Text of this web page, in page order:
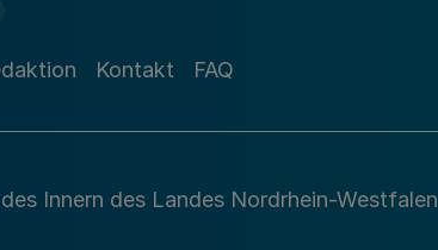
Kontakt FAQ
Innern des Landes Nordrhein-Westfalen